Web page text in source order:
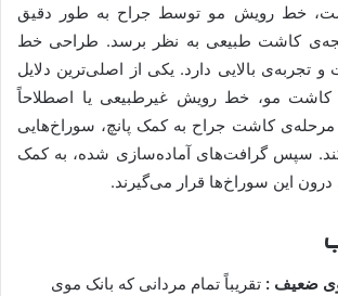
خط رویش مو توسط جراح به طور دقیق
کاشت طبیعی به نظر برسد. طراحی خط
و تجربه‌ی بالایی دارد. یکی از اصلی‌ترین دلایل
کاشت مو، خط رویش غیرطبیعی یا اصطلاحاً
کاشت جراح به کمک پانچ، سوراخ‌هایی
سپس گرافت‌های آماده‌سازی شده، به کمک
این سوراخ‌ها قرار می‌گیرند.
ضعیف : تقریباً تمام مردانی که بانک موی